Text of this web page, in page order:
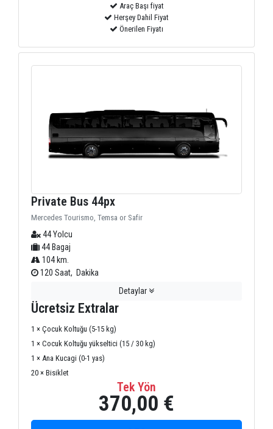
Araç Başı fiyat
Herşey Dahil Fiyat
Önerilen Fiyatı
Private Bus 44px
Mercedes Tourismo, Temsa or Safir
44 Yolcu
44 Bagaj
104 km.
120 Saat, Dakika
Detaylar
Ücretsiz Extralar
1 × Çocuk Koltuğu (5-15 kg)
1 × Cocuk Koltuğu yükseltici (15 / 30 kg)
1 × Ana Kucagi (0-1 yas)
20 × Bisiklet
Tek Yön
370,00 €